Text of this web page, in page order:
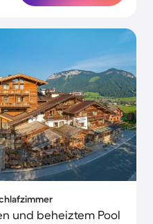
und beheiztem Pool